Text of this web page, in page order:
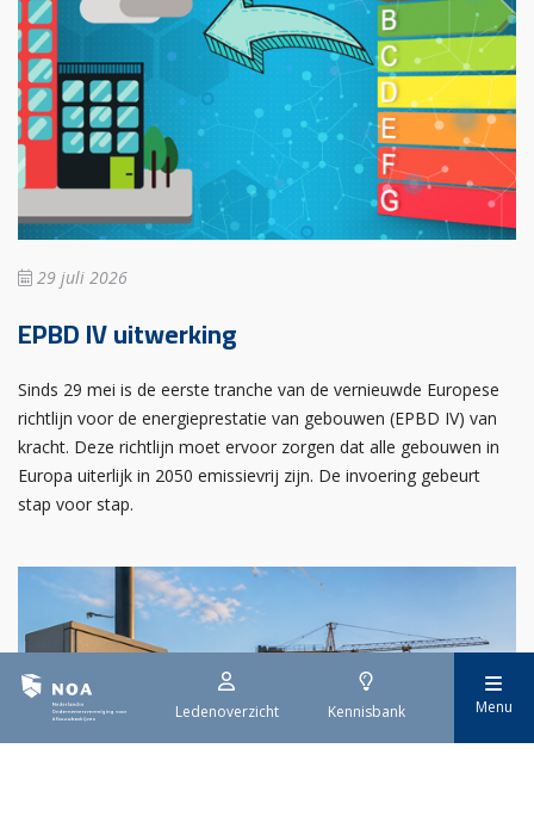
Ledenoverzicht Kennisbank Menu
29 juli 2026
EPBD IV uitwerking
Sinds 29 mei is de eerste tranche van de vernieuwde Europese
richtlijn voor de energieprestatie van gebouwen (EPBD IV) van
kracht. Deze richtlijn moet ervoor zorgen dat alle gebouwen in
Europa uiterlijk in 2050 emissievrij zijn. De invoering gebeurt
stap voor stap.